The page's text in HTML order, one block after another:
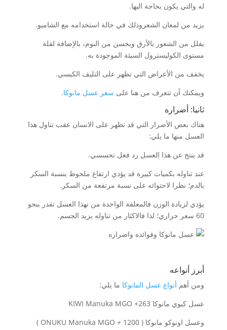
له والتي يكون بحاجة اليها.
يزيد من لمعان الشعروذلك في حالة استخدامه مع الشامبو.
يقلل من الشعور بالأرق ويحسن من النوم، بالإضافة لقلة
مستوى الكوليسترول السيئة الموجودة به.
يخفف من الأعراض التي تظهر على التليف الكيسي.
ويمكنك أن تتعرف من هنا على سعر عسل مانوكا.
ثانيا: أضراره
هناك بعض الأضرار التي قد تظهر على الانسان عقب تناول هذا
العسل منها ما يلي:
قد ينتج عن هذا العسل رد فعل تحسسي.
عند تناوله بكميات كبيرة قد يؤدي ارتفاع ملحوظ بنسبة السكر
بالدم؛ نظرا لاحتوائه على نسبة مرتفعة من السكر.
يؤدي لزيادة الوزن فالمعلقة الواحدة من نهذا العسل تقدر بنحو
60 سعر حراري؛ لذا فالاكثار من تناوله يزيد الجسم.
أبرز أنواعه
ومن أهم أنواع عسل المانوكا ما يلي:
عسل كيوي مانوكا KIWI Manuka MGO +263
وعسل اونوكو مانوكا ( ONUKU Manuka MGO + 1200 )